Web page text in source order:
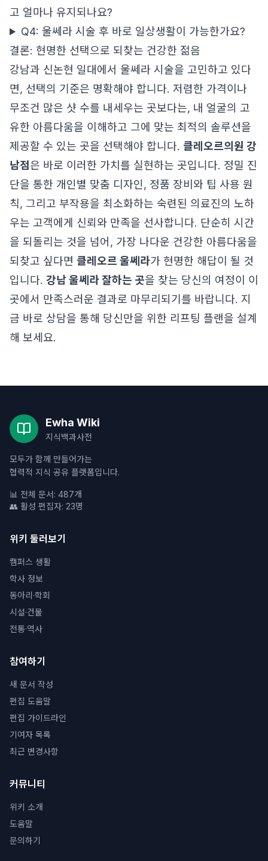
고 얼마나 유지되나요?
Q4: 울쎄라 시술 후 바로 일상생활이 가능한가요?
결론: 현명한 선택으로 되찾는 건강한 젊음
강남과 신논현 일대에서 울쎄라 시술을 고민하고 있다
면, 선택의 기준은 명확해야 합니다. 저렴한 가격이나
무조건 많은 샷 수를 내세우는 곳보다는, 내 얼굴의 고
유한 아름다움을 이해하고 그에 맞는 최적의 솔루션을
제공할 수 있는 곳을 선택해야 합니다. 클레오르의원 강
남점은 바로 이러한 가치를 실현하는 곳입니다. 정밀 진
단을 통한 개인별 맞춤 디자인, 정품 장비와 팁 사용 원
칙, 그리고 부작용을 최소화하는 숙련된 의료진의 노하
우는 고객에게 신뢰와 만족을 선사합니다. 단순히 시간
을 되돌리는 것을 넘어, 가장 나다운 건강한 아름다움을
되찾고 싶다면 클레오르 울쎄라가 현명한 해답이 될 것
입니다. 강남 울쎄라 잘하는 곳을 찾는 당신의 여정이 이
곳에서 만족스러운 결과로 마무리되기를 바랍니다. 지
금 바로 상담을 통해 당신만을 위한 리프팅 플랜을 설계
해 보세요.
Ewha Wiki
지식백과사전
모두가 함께 만들어가는
협력적 지식 공유 플랫폼입니다.
📊 전체 문서: 487개
👥 활성 편집자: 23명
위키 둘러보기
캠퍼스 생활
학사 정보
동아리·학회
시설·건물
전통·역사
참여하기
새 문서 작성
편집 도움말
편집 가이드라인
기여자 목록
최근 변경사항
커뮤니티
위키 소개
도움말
문의하기